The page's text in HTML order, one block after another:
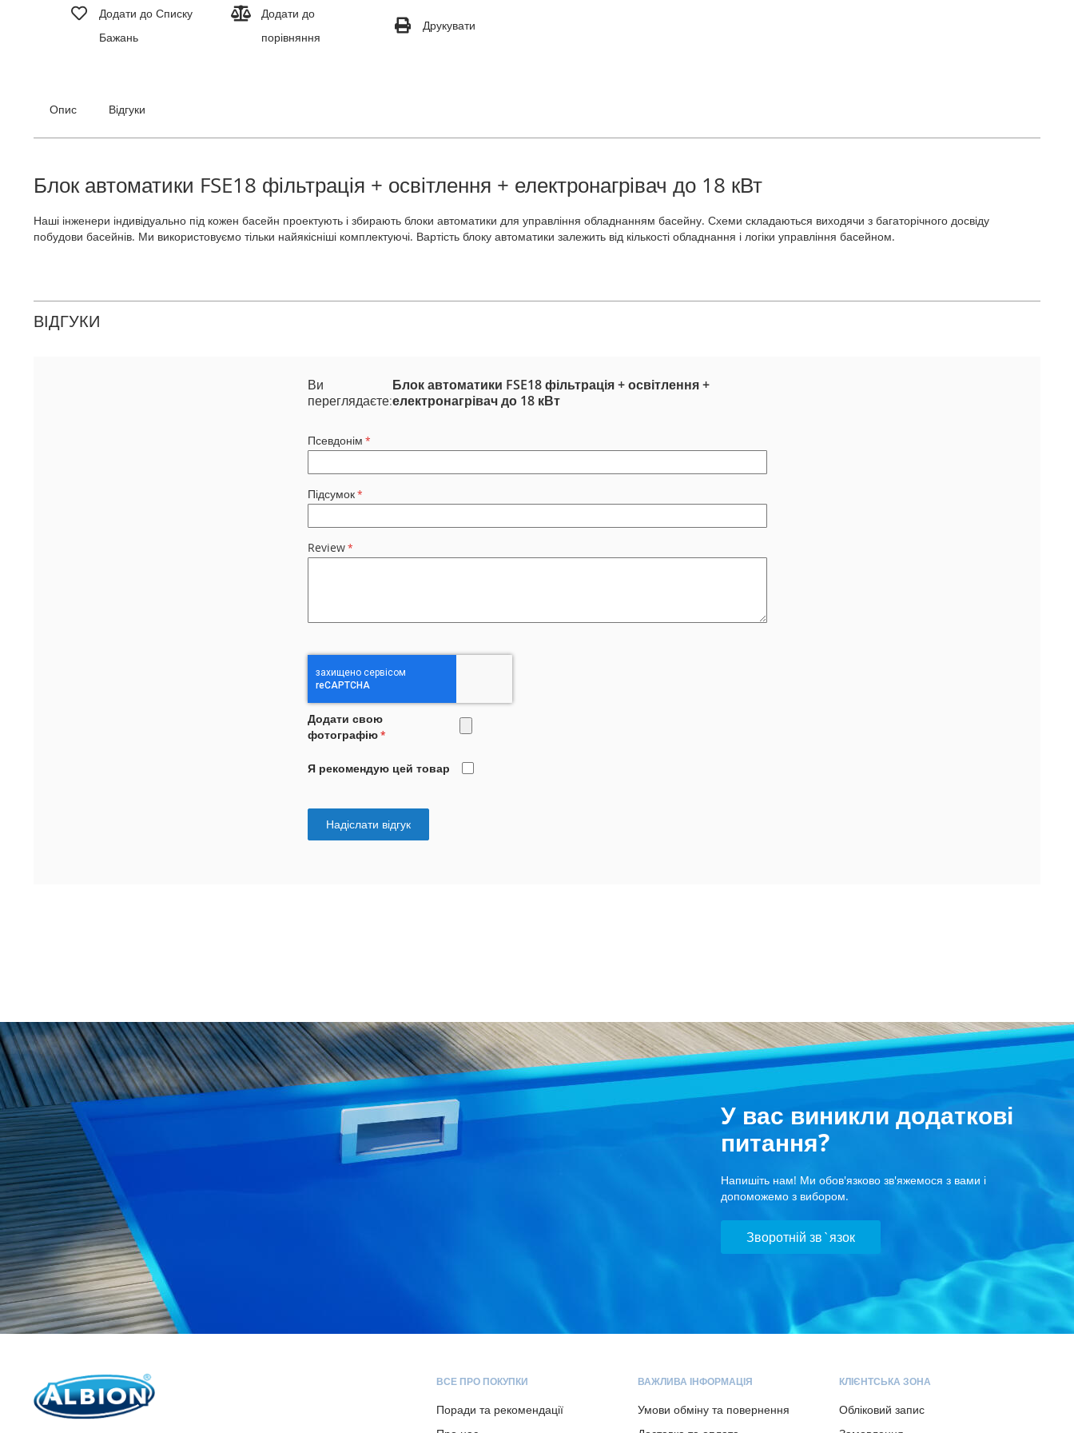
Додати до Списку
Бажань
Додати до
порівняння
Друкувати
Опис Відгуки
Блок автоматики FSE18 фільтрація + освітлення + електронагрівач до 18 кВт
Наші інженери індивідуально під кожен басейн проектують і збирають блоки автоматики для управління обладнанням басейну. Схеми складаються виходячи з багаторічного досвіду
побудови басейнів. Ми використовуємо тільки найякісніші комплектуючі. Вартість блоку автоматики залежить від кількості обладнання і логіки управління басейном.
ВІДГУКИ
Ви
переглядаєте:
Блок автоматики FSE18 фільтрація + освітлення +
електронагрівач до 18 кВт
Псевдонім
Підсумок
Review
Додати свою
фотографію
Я рекомендую цей товар
Надіслати відгук
У вас виникли додаткові
питання?
Напишіть нам! Ми обов'язково зв'яжемося з вами і
допоможемо з вибором.
Зворотній зв`язок
ВСЕ ПРО ПОКУПКИ
Поради та рекомендації
ВАЖЛИВА ІНФОРМАЦІЯ
Умови обміну та повернення
КЛІЄНТСЬКА ЗОНА
Обліковий запис